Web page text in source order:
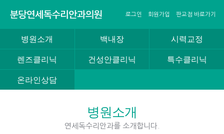
병원소개 백내장 시력교정
렌즈클리닉 건성안클리닉 특수클리닉
온라인상담
로그인 회원가입 판교점 바로가기
병원소개
연세독수리안과를 소개합니다.